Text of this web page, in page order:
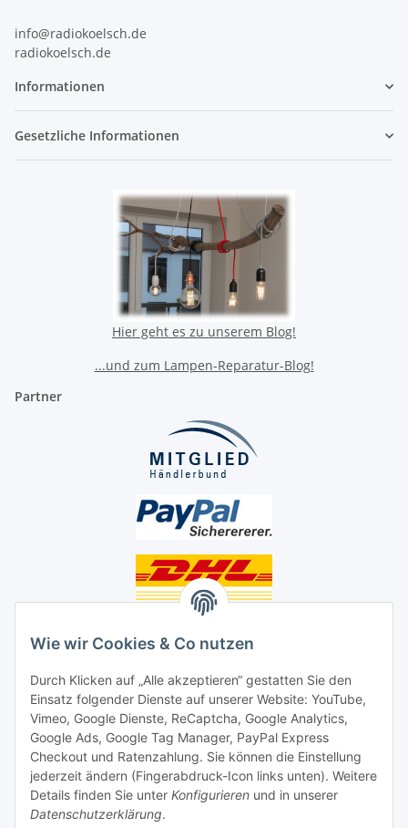
Wie wir Cookies & Co nutzen
Durch Klicken auf „Alle akzeptieren“ gestatten Sie den
Einsatz folgender Dienste auf unserer Website: YouTube,
Vimeo, Google Dienste, ReCaptcha, Google Analytics,
Google Ads, Google Tag Manager, PayPal Express
Checkout und Ratenzahlung. Sie können die Einstellung
jederzeit ändern (Fingerabdruck-Icon links unten). Weitere
Details finden Sie unter Konfigurieren und in unserer
Datenschutzerklärung.
info@radiokoelsch.de
radiokoelsch.de
Informationen
Gesetzliche Informationen
Hier geht es zu unserem Blog!
...und zum Lampen-Reparatur-Blog!
Partner
Social Media
Unsere Dienstleistungen
Lampenreparatur
Lichtservice für Senioren